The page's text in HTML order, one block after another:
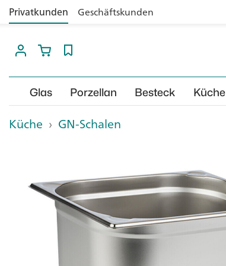
Privatkunden Geschäftskunden
Glas Porzellan Besteck Küche
Küche › GN-Schalen